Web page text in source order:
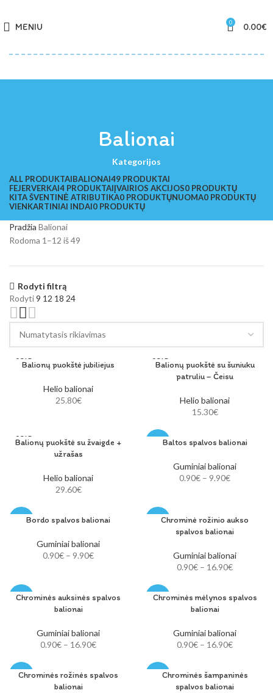
MENIU 0 0.00€
Balionai
Kategorijos
ALL PRODUKTAIBALIONAI49 PRODUKTAI
FEJERVERKAI4 PRODUKTAIĮVAIRIOS AKCIJOS0 PRODUKTŲ
KITA ŠVENTINĖ ATRIBUTIKA0 PRODUKTŲNUOMA0 PRODUKTŲ
VIENKARTINIAI INDAI0 PRODUKTŲ
Pradžia Balionai
Rodoma 1–12 iš 49
Rodyti filtrą
Rodyti9 12 18 24
SOLD
OUT
Balionų puokštė jubiliejus
Helio balionai
25.80€
SOLD
OUT
Balionų puokštė su šuniuku
patruliu – Čeisu
Helio balionai
15.30€
SOLD
OUT
Balionų puokštė su žvaigde +
užrašas
Helio balionai
29.60€
-38%Baltos spalvos balionai
Guminiai balionai
0.90€ – 9.90€
-38%Bordo spalvos balionai
Guminiai balionai
0.90€ – 9.90€
-48%Chrominė rožinio aukso
spalvos balionai
Guminiai balionai
0.90€ – 16.90€
-48%
Chrominės auksinės spalvos
balionai
Guminiai balionai
0.90€ – 16.90€
-48%
Chrominės mėlynos spalvos
balionai
Guminiai balionai
0.90€ – 16.90€
-48%
Chrominės rožinės spalvos
balionai
-48%Chrominės šampaninės
spalvos balionai